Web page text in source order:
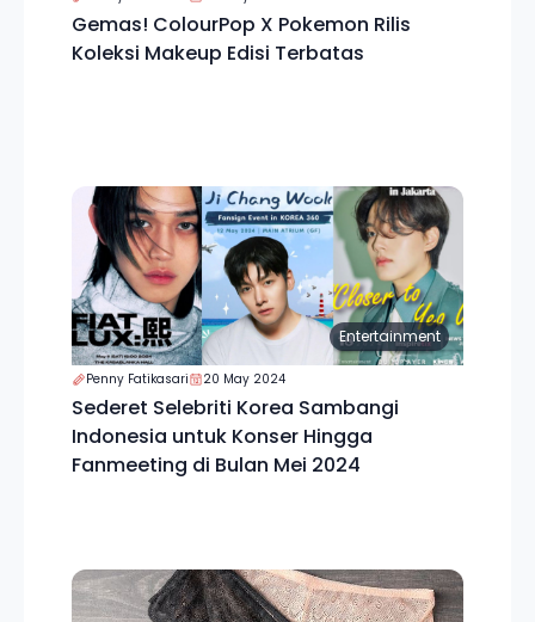
Gemas! ColourPop X Pokemon Rilis
Koleksi Makeup Edisi Terbatas
Entertainment
Penny Fatikasari 20 May 2024
Sederet Selebriti Korea Sambangi
Indonesia untuk Konser Hingga
Fanmeeting di Bulan Mei 2024